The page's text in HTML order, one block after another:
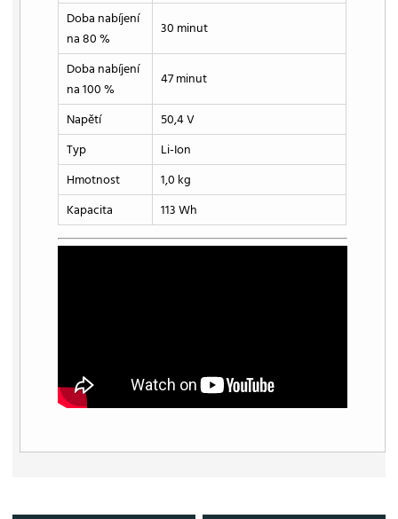
Doba nabíjení
na 80 %
30 minut
Doba nabíjení
na 100 %
47 minut
Napětí
50,4 V
Typ
Li-Ion
Hmotnost
1,0 kg
Kapacita
113 Wh